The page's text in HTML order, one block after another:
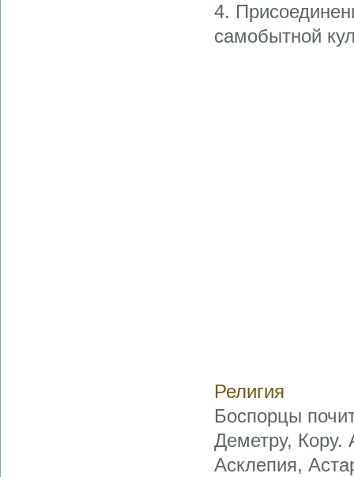
4.
самобытной
Религия
Боспорцы
Деметру, Кору.
Асклепия,